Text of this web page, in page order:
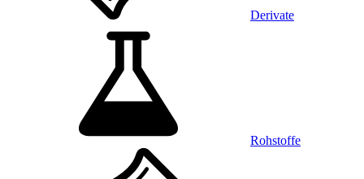
Derivate
Rohstoffe